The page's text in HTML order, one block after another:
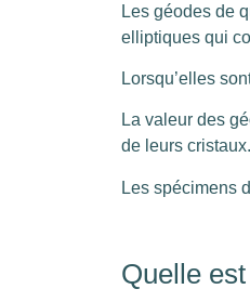
Les géodes de
elliptiques qui
Lorsqu’elles
La valeur des
de leurs cristaux.
Les spécimens
Quelle